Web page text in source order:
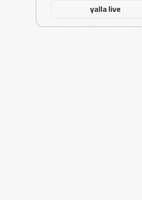
yalla live